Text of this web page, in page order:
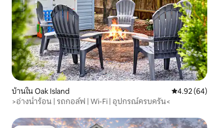
บ้านใน Oak Island คะแนนเฉลี่ย
4.92 (64)
>อ่างน้ำร้อน | รถกอล์ฟ | Wi-Fi | อุปกรณ์ครบครัน<